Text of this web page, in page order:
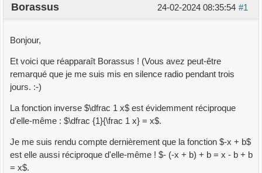
#1
24-02-2024 08:35:54
Borassus
Bonjour,
Et voici que réapparaît Borassus ! (Vous avez peut-être
remarqué que je me suis mis en silence radio pendant trois
jours. :-)
La fonction inverse $\dfrac 1 x$ est évidemment réciproque
d'elle-même : $\dfrac {1}{\frac 1 x} = x$.
Je me suis rendu compte dernièrement que la fonction $-x + b$
est elle aussi réciproque d'elle-même ! $- (-x + b) + b = x - b + b
= x$.